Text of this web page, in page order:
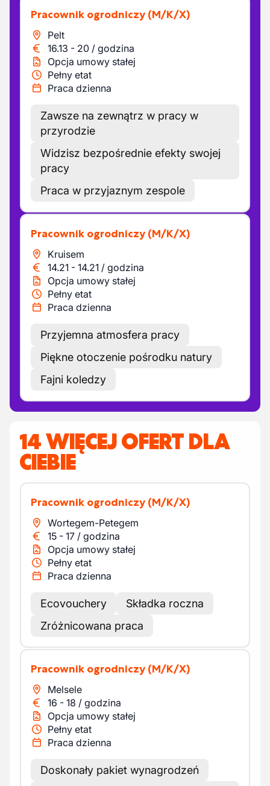
Pracownik ogrodniczy (M/K/X)
Pelt
16.13 - 20 / godzina
Opcja umowy stałej
Pełny etat
Praca dzienna
Zawsze na zewnątrz w pracy w
przyrodzie
Widzisz bezpośrednie efekty swojej
pracy
Praca w przyjaznym zespole
Pracownik ogrodniczy (M/K/X)
Kruisem
14.21 - 14.21 / godzina
Opcja umowy stałej
Pełny etat
Praca dzienna
Przyjemna atmosfera pracy
Piękne otoczenie pośrodku natury
Fajni koledzy
14 WIĘCEJ OFERT DLA
CIEBIE
Pracownik ogrodniczy (M/K/X)
Wortegem-Petegem
15 - 17 / godzina
Opcja umowy stałej
Pełny etat
Praca dzienna
Ecovouchery
Składka roczna
Zróżnicowana praca
Pracownik ogrodniczy (M/K/X)
Melsele
16 - 18 / godzina
Opcja umowy stałej
Pełny etat
Praca dzienna
Doskonały pakiet wynagrodzeń